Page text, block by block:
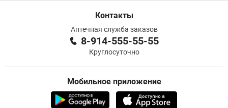
Контакты
Аптечная служба заказов
8-914-555-55-55
Круглосуточно
Мобильное приложение